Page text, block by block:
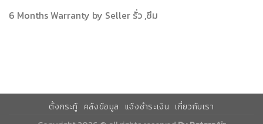
6 Months Warranty by Seller รั่ว ,ซึม
ตั้งกระทู้ คลังข้อมูล แจ้งชำระเงิน เกี่ยวกับเรา